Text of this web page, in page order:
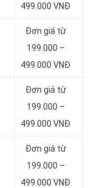
499.000 VNĐ
Đơn giá từ
199.000 –
499.000 VNĐ
Đơn giá từ
199.000 –
499.000 VNĐ
Đơn giá từ
199.000 –
499.000 VNĐ